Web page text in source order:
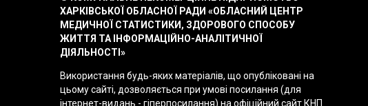
ХАРКІВСЬКОЇ ОБЛАСНОЇ РАДИ «ОБЛАСНИЙ ЦЕНТР
МЕДИЧНОЇ СТАТИСТИКИ, ЗДОРОВОГО СПОСОБУ
ЖИТТЯ ТА ІНФОРМАЦІЙНО-АНАЛІТИЧНОЇ
ДІЯЛЬНОСТІ»
Використання будь-яких матеріалів, що опубліковані на
цьому сайті, дозволяється при умові посилання (для
інтернет-видань - гіперпосилання) на офіційний сайт КНП